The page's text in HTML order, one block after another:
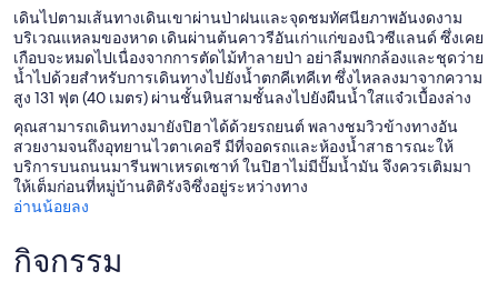
เดินไปตามเส้นทางเดินเขาผ่านป่าฝนและจุดชมทัศนียภาพอันงดงาม
บริเวณแหลมของหาด เดินผ่านต้นคาวรีอันเก่าแก่ของนิวซีแลนด์ ซึ่งเคย
เกือบจะหมดไปเนื่องจากการตัดไม้ทำลายป่า อย่าลืมพกกล้องและชุดว่าย
น้ำไปด้วยสำหรับการเดินทางไปยังน้ำตกคีเทคีเท ซึ่งไหลลงมาจากความ
สูง 131 ฟุต (40 เมตร) ผ่านชั้นหินสามชั้นลงไปยังผืนน้ำใสแจ๋วเบื้องล่าง
คุณสามารถเดินทางมายังปิฮาได้ด้วยรถยนต์ พลางชมวิวข้างทางอัน
สวยงามจนถึงอุทยานไวตาเคอรี มีที่จอดรถและห้องน้ำสาธารณะให้
บริการบนถนนมารีนพาเหรดเซาท์ ในปิฮาไม่มีปั๊มน้ำมัน จึงควรเติมมา
ให้เต็มก่อนที่หมู่บ้านติติรังจิซึ่งอยู่ระหว่างทาง
อ่านน้อยลง
กิจกรรม